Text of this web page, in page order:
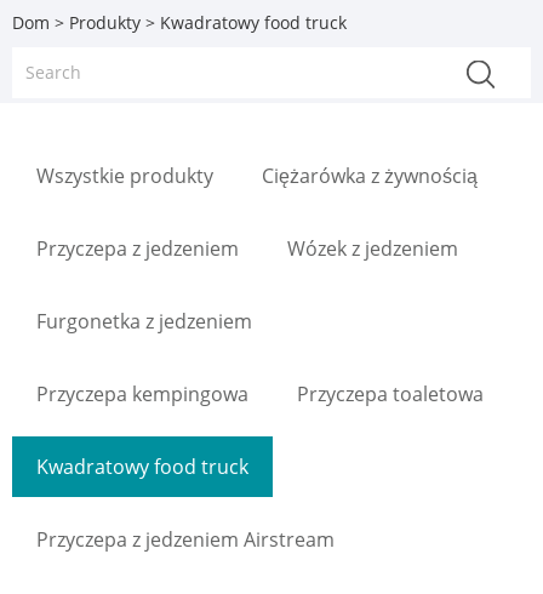
Dom > Produkty > Kwadratowy food truck
Wszystkie produkty Ciężarówka z żywnością
Przyczepa z jedzeniem Wózek z jedzeniem
Furgonetka z jedzeniem
Przyczepa kempingowa Przyczepa toaletowa
Kwadratowy food truck
Przyczepa z jedzeniem Airstream